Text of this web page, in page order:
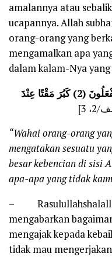
amalannya atau
ucapannya. Allah
orang-orang yang
mengamalkan apa
dalam kalam-Nya
يَا أَيُّهَا الَّذِينَ آَمَنُوا لِمَ تَقُولُونَ مَا لاَ تَفْعَلُونَ (2) كَبُرَ مَقْتًا عِنْدَ
3]
“Wahai orang-orang
mengatakan sesuatu
besar kebencian di sisi
apa-apa yang tidak
–
mengabarkan
mengajak kepada
tidak mau